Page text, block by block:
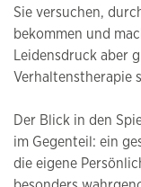
Sie versuchen,
bekommen und
Leidensdruck aber
Verhaltenstherapie
Der Blick in den
im Gegenteil: ein
die eigene